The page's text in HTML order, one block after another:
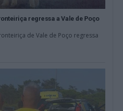
regressa a Vale de Poço
de Vale de Poço regressa